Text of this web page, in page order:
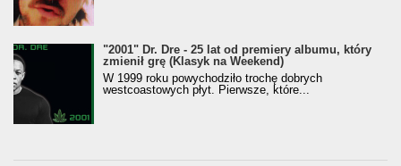
"2001" Dr. Dre - 25 lat od premiery albumu, który
zmienił grę (Klasyk na Weekend)
W 1999 roku powychodziło trochę dobrych
westcoastowych płyt. Pierwsze, które...